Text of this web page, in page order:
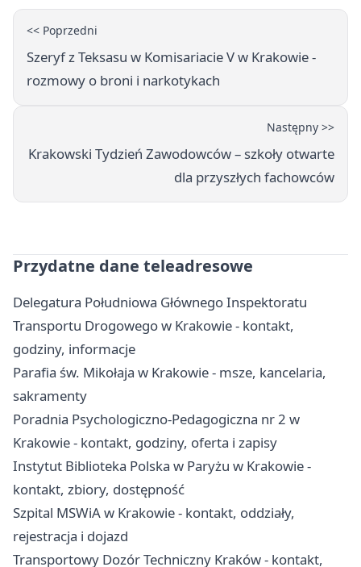
<< Poprzedni
Szeryf z Teksasu w Komisariacie V w Krakowie -
rozmowy o broni i narkotykach
Następny >>
Krakowski Tydzień Zawodowców – szkoły otwarte
dla przyszłych fachowców
Przydatne dane teleadresowe
Delegatura Południowa Głównego Inspektoratu
Transportu Drogowego w Krakowie - kontakt,
godziny, informacje
Parafia św. Mikołaja w Krakowie - msze, kancelaria,
sakramenty
Poradnia Psychologiczno-Pedagogiczna nr 2 w
Krakowie - kontakt, godziny, oferta i zapisy
Instytut Biblioteka Polska w Paryżu w Krakowie -
kontakt, zbiory, dostępność
Szpital MSWiA w Krakowie - kontakt, oddziały,
rejestracja i dojazd
Transportowy Dozór Techniczny Kraków - kontakt,